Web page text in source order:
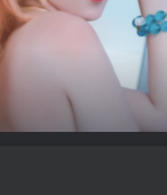
没有账号？立即注册